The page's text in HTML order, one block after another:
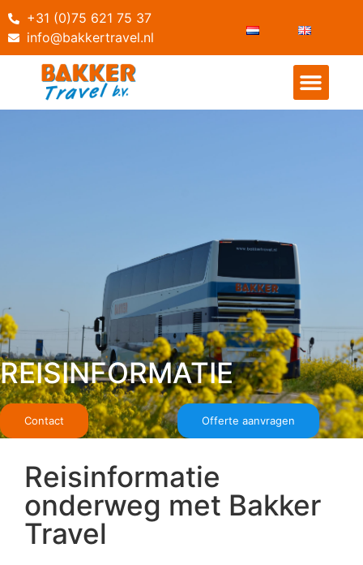
+31 (0)75 621 75 37
info@bakkertravel.nl
REISINFORMATIE
Contact Offerte aanvragen
Reisinformatie
onderweg met Bakker
Travel